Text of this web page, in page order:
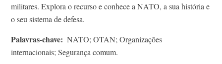
militares. Explora o recurso e conhece a NATO, a sua história e
o seu sistema de defesa.
Palavras-chave
NATO; OTAN; Organizações
internacionais; Segurança comum.